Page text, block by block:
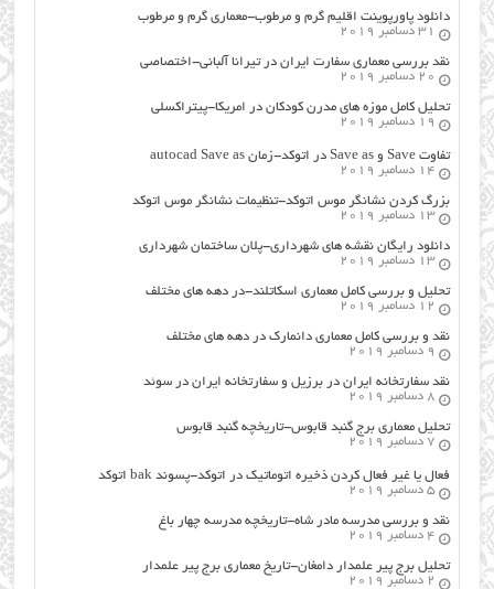
دانلود پاورپوینت اقلیم گرم و مرطوب-معماری گرم و مرطوب
31 دسامبر 2019
نقد بررسی معماری سفارت ایران در تیرانا آلبانی-اختصاصی
20 دسامبر 2019
تحلیل کامل موزه های مدرن کودکان در امریکا-پیتراکسلی
19 دسامبر 2019
تفاوت Save و Save as در اتوکد-زمان autocad Save as
14 دسامبر 2019
بزرگ کردن نشانگر موس اتوکد-تنظیمات نشانگر موس اتوکد
13 دسامبر 2019
دانلود رایگان نقشه های شهرداری-پلان ساختمان شهرداری
13 دسامبر 2019
تحلیل و بررسی کامل معماری اسکاتلند-در دهه های مختلف
12 دسامبر 2019
نقد و بررسی کامل معماری دانمارک در دهه های مختلف
9 دسامبر 2019
نقد سفارتخانه ایران در برزیل و سفارتخانه ایران در سوئد
8 دسامبر 2019
تحلیل معماری برج گنبد قابوس-تاریخچه گنبد قابوس
7 دسامبر 2019
فعال یا غیر فعال کردن ذخیره اتوماتیک در اتوکد-پسوند bak اتوکد
5 دسامبر 2019
نقد و بررسی مدرسه مادر شاه-تاریخچه مدرسه چهار باغ
4 دسامبر 2019
تحلیل برج پیر علمدار دامغان-تاریخ معماری برج پیر علمدار
2 دسامبر 2019